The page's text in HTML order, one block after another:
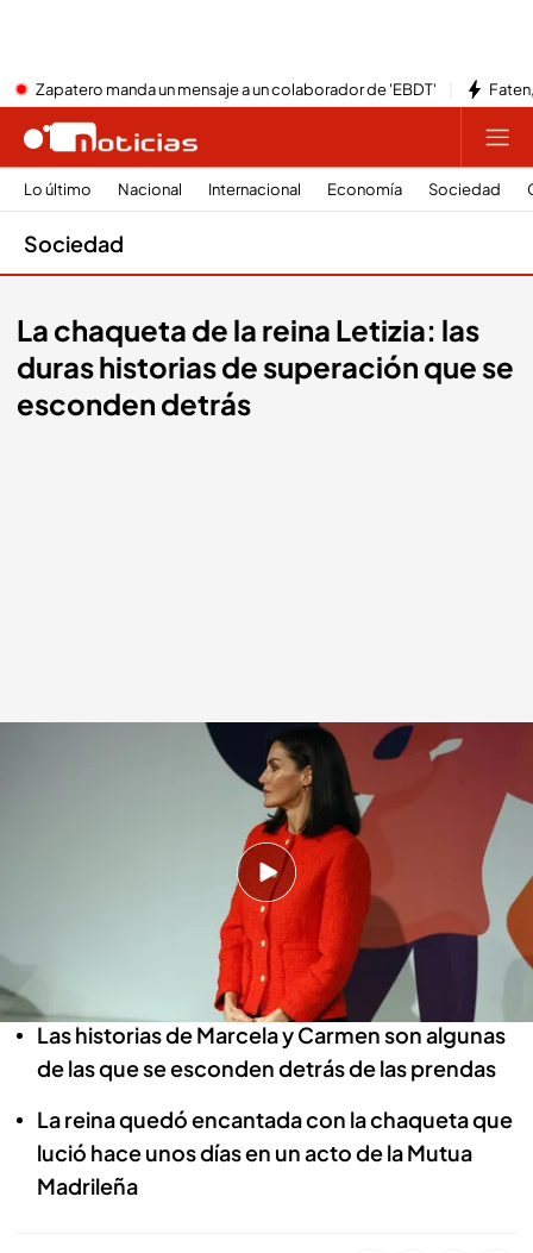
Zapatero manda un mensaje a un colaborador de 'EBDT'
Lo último Nacional Internacional Economía Sociedad
Sociedad
La chaqueta de la reina Letizia: las
duras historias de superación que se
esconden detrás
Las duras historias que se esconden detrás de la chaqueta de la reina
Redacción digital Noticias Cuatro
La reina Letizia adquirió la chaqueta en su visita
a una asociación de ayudas a mujeres
Las historias de Marcela y Carmen son algunas
de las que se esconden detrás de las prendas
La reina quedó encantada con la chaqueta que
lució hace unos días en un acto de la Mutua
Madrileña